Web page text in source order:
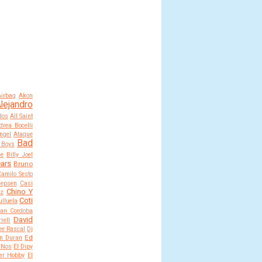
Akon
All Saint
Bocelli
Ataque
Bad
Billy Joel
Bruno
Sesto
Casi
Chino Y
Coti
Cordoba
David
Rascal
Dj
Duran Ed
El Dipy
Hobby El